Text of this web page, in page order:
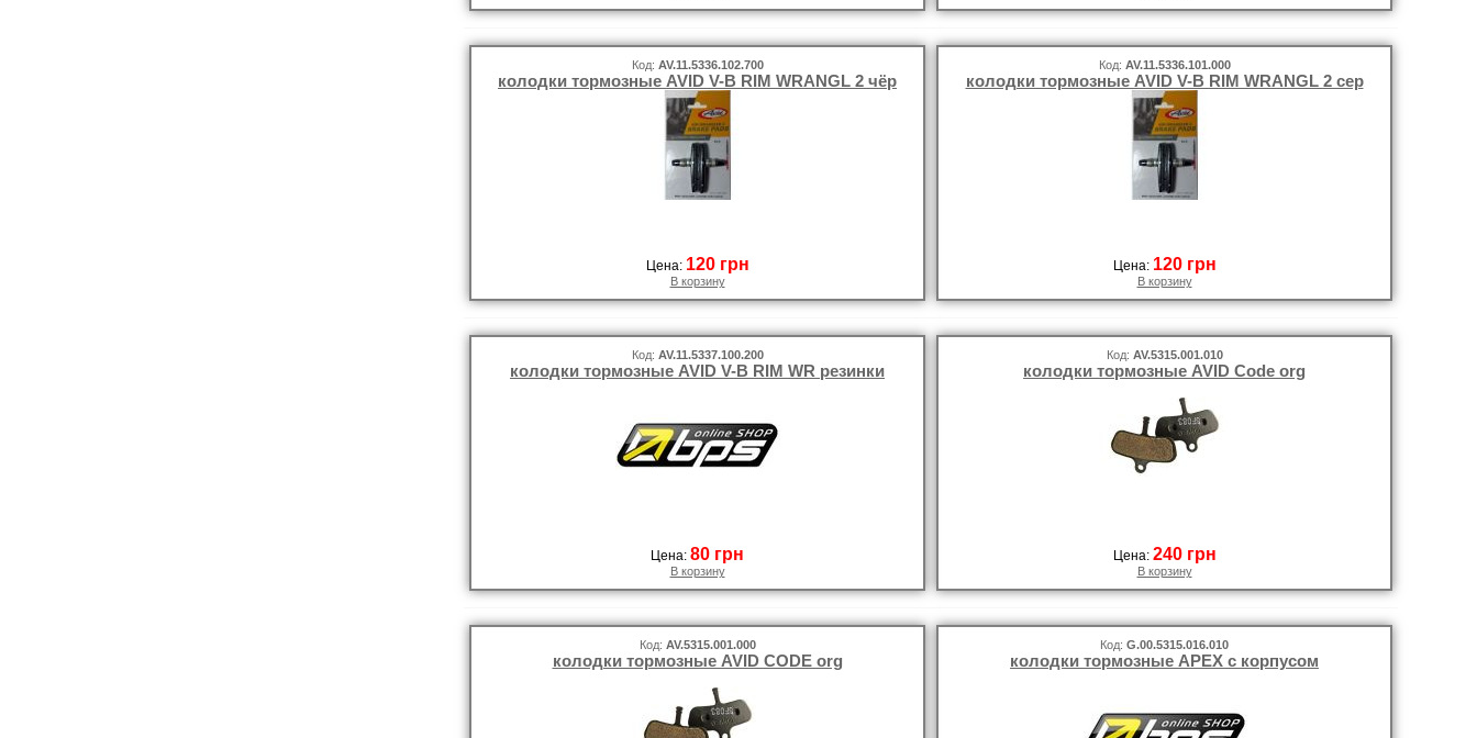
Код: AV.11.5336.102.700
колодки тормозные AVID V-B RIM WRANGL 2 чёр
Цена: 120 грн
В корзину
Код: AV.11.5336.101.000
колодки тормозные AVID V-B RIM WRANGL 2 сер
Цена: 120 грн
В корзину
Код: AV.11.5337.100.200
колодки тормозные AVID V-B RIM WR резинки
Цена: 80 грн
В корзину
Код: AV.5315.001.010
колодки тормозные AVID Code org
Цена: 240 грн
В корзину
Код: AV.5315.001.000
колодки тормозные AVID CODE org
Код: G.00.5315.016.010
колодки тормозные APEX с корпусом